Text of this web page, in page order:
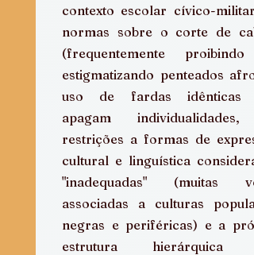
contexto escolar cívico-
normas sobre o corte de
(frequentemente proibindo
estigmatizando penteados
uso de fardas idênticas
apagam individualidades,
restrições a formas de
cultural e linguística
"inadequadas" (muitas
associadas a culturas
negras e periféricas) e a
estrutura hierárquica